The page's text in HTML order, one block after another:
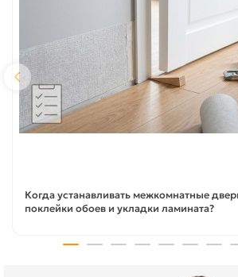
Когда устанавливать межкомнатные
поклейки обоев и укладки ламината?